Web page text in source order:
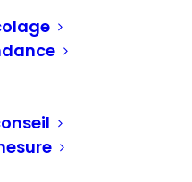
et du
et la
commerce de détail
que